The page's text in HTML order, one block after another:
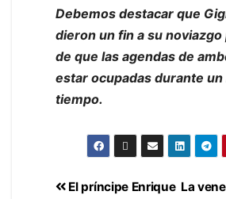
Debemos destacar que
dieron un fin a su
de que las agendas de
estar ocupadas durante un
tiempo.
La
El príncipe Enrique